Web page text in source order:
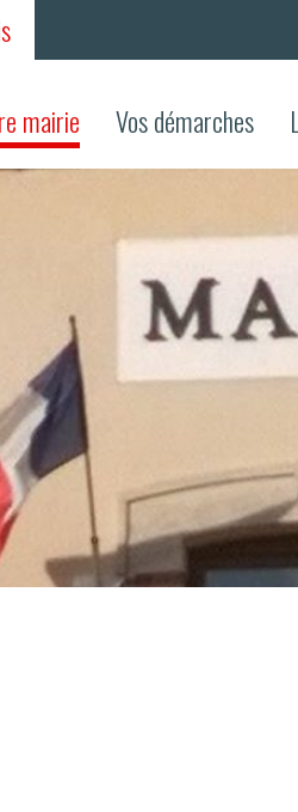
mairie Vos démarches